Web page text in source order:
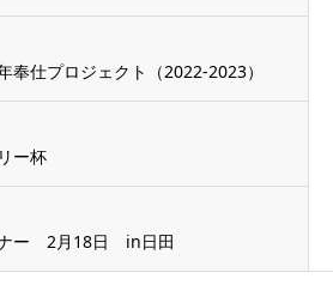
仕プロジェクト（2022-2023）
ー杯
ナー 2月18日 in日田